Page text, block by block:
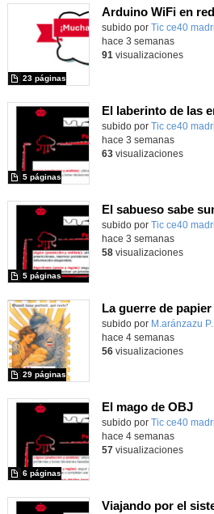
Arduino WiFi en
Contenido educativo.
subido por Tic ce40
23 páginas
hace 3 semanas
91 visualizaciones
El laberinto de las
subido por Tic ce40
5 páginas
hace 3 semanas
63visualizaciones
El sabueso sabe
subido por Tic ce40
5 páginas
hace 3 semanas
58visualizaciones
La guerre de papier
Contenido educativo.
subido por M.aránzazu P.
29 páginas
hace 4 semanas
56visualizaciones
El mago de OBJ
subido por Tic ce40
6 páginas
hace 4 semanas
57visualizaciones
Viajando por el